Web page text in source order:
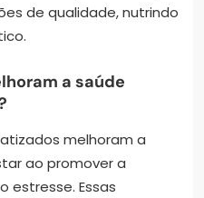
de qualidade, nutrindo
a saúde
melhoram a
ao promover a
estresse. Essas